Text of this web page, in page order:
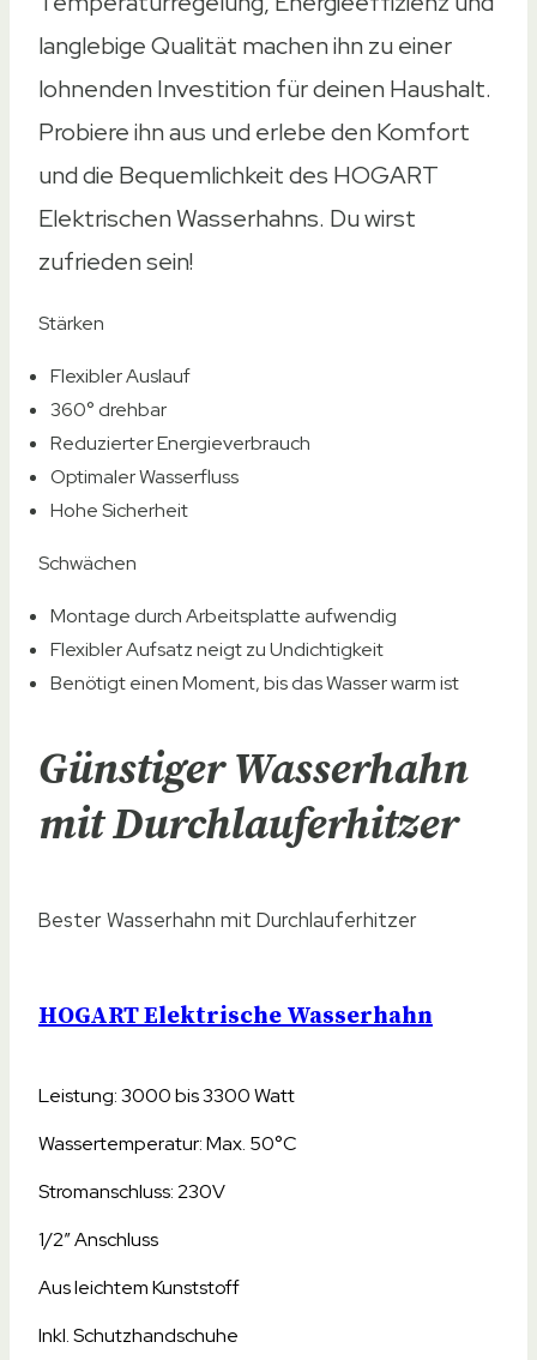
langlebige Qualität machen ihn zu einer
lohnenden Investition für deinen Haushalt.
Probiere ihn aus und erlebe den Komfort
und die Bequemlichkeit des HOGART
Elektrischen Wasserhahns. Du wirst
zufrieden sein!
Stärken
Flexibler Auslauf
360° drehbar
Reduzierter Energieverbrauch
Optimaler Wasserfluss
Hohe Sicherheit
Schwächen
Montage durch Arbeitsplatte aufwendig
Flexibler Aufsatz neigt zu Undichtigkeit
Benötigt einen Moment, bis das Wasser warm ist
Günstiger Wasserhahn
mit Durchlauferhitzer
Bester Wasserhahn mit Durchlauferhitzer
HOGART Elektrische Wasserhahn
Leistung: 3000 bis 3300 Watt
Wassertemperatur: Max. 50°C
Stromanschluss: 230V
1/2″ Anschluss
Aus leichtem Kunststoff
Inkl. Schutzhandschuhe